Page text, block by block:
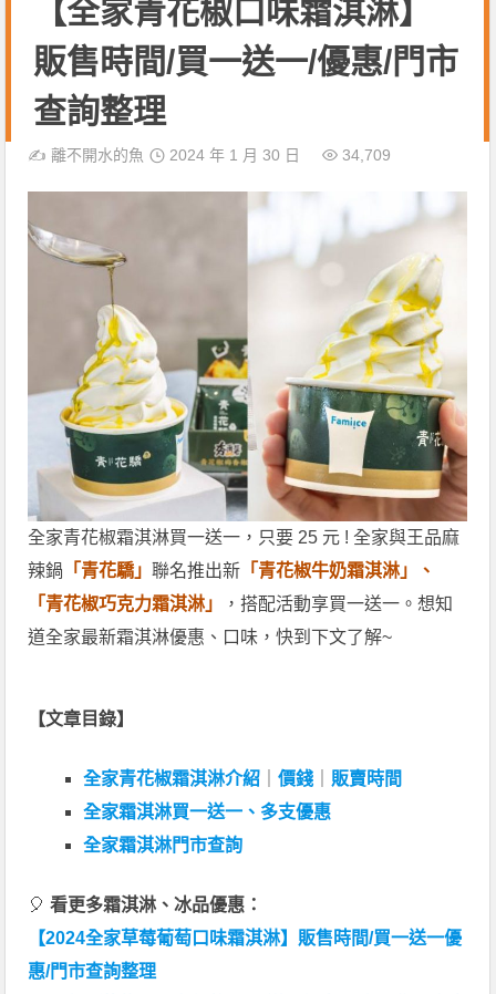
【全家青花椒口味霜淇淋】
販售時間/買一送一/優惠/門市
查詢整理
✍️離不開水的魚 2024 年 1 月 30 日 34,709
全家青花椒霜淇淋買一送一，只要 25 元 ! 全家與王品麻
辣鍋 「青花驕」聯名推出新 「青花椒牛奶霜淇淋」、
「青花椒巧克力霜淇淋」
，搭配活動享買一送一。想知
道全家最新霜淇淋優惠、口味，快到下文了解~
【文章目錄】
全家青花椒霜淇淋介紹 ｜價錢
販賣時間
全家霜淇淋買一送一、多支優惠
全家霜淇淋門市查詢
🎈看更多霜淇淋、冰品優惠：
【2024全家草莓葡萄口味霜淇淋】販售時間/買一送一優
惠/門市查詢整理